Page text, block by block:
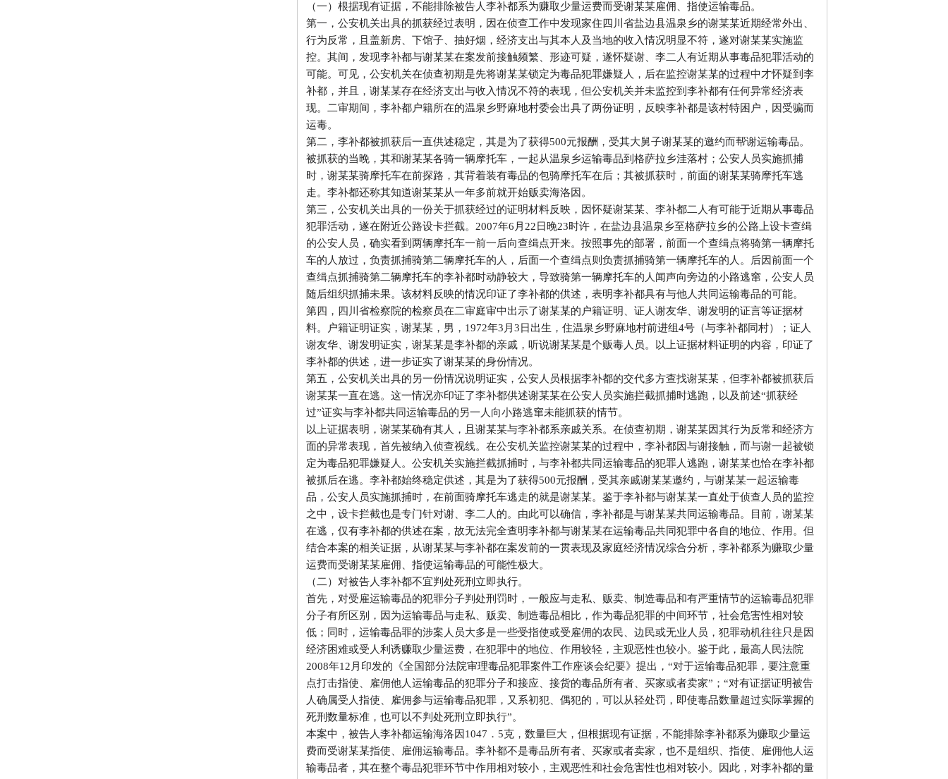
（一）根据现有证据，不能排除被告人李补都系为赚取少量运费而受谢某某雇佣、指使运输毒品。
第一，公安机关出具的抓获经过表明，因在侦查工作中发现家住四川省盐边县温泉乡的谢某某近期经常外出、
行为反常，且盖新房、下馆子、抽好烟，经济支出与其本人及当地的收入情况明显不符，遂对谢某某实施监
控。其间，发现李补都与谢某某在案发前接触频繁、形迹可疑，遂怀疑谢、李二人有近期从事毒品犯罪活动的
可能。可见，公安机关在侦查初期是先将谢某某锁定为毒品犯罪嫌疑人，后在监控谢某某的过程中才怀疑到李
补都，并且，谢某某存在经济支出与收入情况不符的表现，但公安机关并未监控到李补都有任何异常经济表
现。二审期间，李补都户籍所在的温泉乡野麻地村委会出具了两份证明，反映李补都是该村特困户，因受骗而
运毒。
第二，李补都被抓获后一直供述稳定，其是为了获得500元报酬，受其大舅子谢某某的邀约而帮谢运输毒品。
被抓获的当晚，其和谢某某各骑一辆摩托车，一起从温泉乡运输毒品到格萨拉乡洼落村；公安人员实施抓捕
时，谢某某骑摩托车在前探路，其背着装有毒品的包骑摩托车在后；其被抓获时，前面的谢某某骑摩托车逃
走。李补都还称其知道谢某某从一年多前就开始贩卖海洛因。
第三，公安机关出具的一份关于抓获经过的证明材料反映，因怀疑谢某某、李补都二人有可能于近期从事毒品
犯罪活动，遂在附近公路设卡拦截。2007年6月22日晚23时许，在盐边县温泉乡至格萨拉乡的公路上设卡查缉
的公安人员，确实看到两辆摩托车一前一后向查缉点开来。按照事先的部署，前面一个查缉点将骑第一辆摩托
车的人放过，负责抓捕骑第二辆摩托车的人，后面一个查缉点则负责抓捕骑第一辆摩托车的人。后因前面一个
查缉点抓捕骑第二辆摩托车的李补都时动静较大，导致骑第一辆摩托车的人闻声向旁边的小路逃窜，公安人员
随后组织抓捕未果。该材料反映的情况印证了李补都的供述，表明李补都具有与他人共同运输毒品的可能。
第四，四川省检察院的检察员在二审庭审中出示了谢某某的户籍证明、证人谢友华、谢发明的证言等证据材
料。户籍证明证实，谢某某，男，1972年3月3日出生，住温泉乡野麻地村前进组4号（与李补都同村）；证人
谢友华、谢发明证实，谢某某是李补都的亲戚，听说谢某某是个贩毒人员。以上证据材料证明的内容，印证了
李补都的供述，进一步证实了谢某某的身份情况。
第五，公安机关出具的另一份情况说明证实，公安人员根据李补都的交代多方查找谢某某，但李补都被抓获后
谢某某一直在逃。这一情况亦印证了李补都供述谢某某在公安人员实施拦截抓捕时逃跑，以及前述“抓获经
过”证实与李补都共同运输毒品的另一人向小路逃窜未能抓获的情节。
以上证据表明，谢某某确有其人，且谢某某与李补都系亲戚关系。在侦查初期，谢某某因其行为反常和经济方
面的异常表现，首先被纳入侦查视线。在公安机关监控谢某某的过程中，李补都因与谢接触，而与谢一起被锁
定为毒品犯罪嫌疑人。公安机关实施拦截抓捕时，与李补都共同运输毒品的犯罪人逃跑，谢某某也恰在李补都
被抓后在逃。李补都始终稳定供述，其是为了获得500元报酬，受其亲戚谢某某邀约，与谢某某一起运输毒
品，公安人员实施抓捕时，在前面骑摩托车逃走的就是谢某某。鉴于李补都与谢某某一直处于侦查人员的监控
之中，设卡拦截也是专门针对谢、李二人的。由此可以确信，李补都是与谢某某共同运输毒品。目前，谢某某
在逃，仅有李补都的供述在案，故无法完全查明李补都与谢某某在运输毒品共同犯罪中各自的地位、作用。但
结合本案的相关证据，从谢某某与李补都在案发前的一贯表现及家庭经济情况综合分析，李补都系为赚取少量
运费而受谢某某雇佣、指使运输毒品的可能性极大。
（二）对被告人李补都不宜判处死刑立即执行。
首先，对受雇运输毒品的犯罪分子判处刑罚时，一般应与走私、贩卖、制造毒品和有严重情节的运输毒品犯罪
分子有所区别，因为运输毒品与走私、贩卖、制造毒品相比，作为毒品犯罪的中间环节，社会危害性相对较
低；同时，运输毒品罪的涉案人员大多是一些受指使或受雇佣的农民、边民或无业人员，犯罪动机往往只是因
经济困难或受人利诱赚取少量运费，在犯罪中的地位、作用较轻，主观恶性也较小。鉴于此，最高人民法院
2008年12月印发的《全国部分法院审理毒品犯罪案件工作座谈会纪要》提出，“对于运输毒品犯罪，要注意重
点打击指使、雇佣他人运输毒品的犯罪分子和接应、接货的毒品所有者、买家或者卖家”；“对有证据证明被告
人确属受人指使、雇佣参与运输毒品犯罪，又系初犯、偶犯的，可以从轻处罚，即使毒品数量超过实际掌握的
死刑数量标准，也可以不判处死刑立即执行”。
本案中，被告人李补都运输海洛因1047．5克，数量巨大，但根据现有证据，不能排除李补都系为赚取少量运
费而受谢某某指使、雇佣运输毒品。李补都不是毒品所有者、买家或者卖家，也不是组织、指使、雇佣他人运
输毒品者，其在整个毒品犯罪环节中作用相对较小，主观恶性和社会危害性也相对较小。因此，对李补都的量